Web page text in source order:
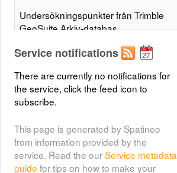
Undersökningspunkter från Trimble
GeoSuite Arkiv-databas.
Svaghetszoner, tolkade linjer
(sgu_berg_svaghetszon)
Svaghetszoner, tolkade linjer.
SE.GOV.SGU.BERG.SVAGHETSZON
Jordart, grundlager
(sgu_jord_grundlager_25k)
Service notifications
There are currently no notifications for
the service, click the feed icon to
subscribe.
This page is generated by Spatineo
from information provided by the
service. Read the ourService metadata
guide for tips on how to make your